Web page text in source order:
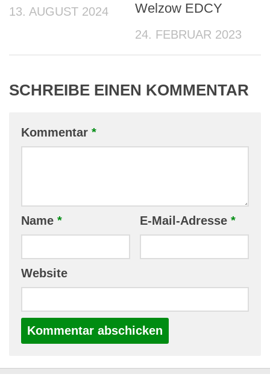
13. AUGUST 2024
Welzow EDCY
24. FEBRUAR 2023
SCHREIBE EINEN KOMMENTAR
Kommentar *
Name * E-Mail-Adresse *
Website